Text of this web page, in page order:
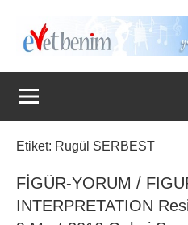
Evet
Benim
Etiket: Rugül SERBEST
FİGÜR-YORUM /
INTERPRETATION